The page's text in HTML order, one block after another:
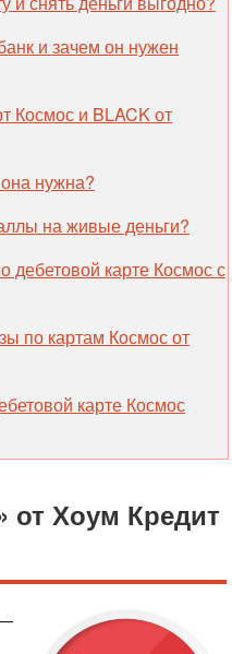
и зачем он нужен
Космос и BLACK от
нужна?
на живые деньги?
дебетовой карте Космос с
по картам Космос от
карте Космос
от Хоум Кредит